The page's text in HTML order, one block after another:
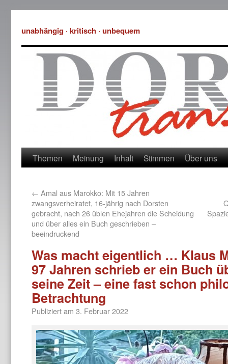
unabhängig · kritisch · unbequem
Themen Meinung Inhalt Stimmen Über uns
← Amal aus Marokko: Mit 15 Jahren
zwangsverheiratet, 16-jährig nach Dorsten
gebracht, nach 26 üblen Ehejahren die Scheidung
und über alles ein Buch geschrieben –
beeindruckend
Was macht eigentlich … Klaus
97 Jahren schrieb er ein Buch
seine Zeit – eine fast schon
Betrachtung
Publiziert am 3. Februar 2022